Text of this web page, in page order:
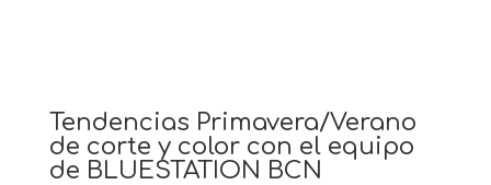
Tendencias Primavera/Verano
de corte y color con el equipo
de BLUESTATION BCN